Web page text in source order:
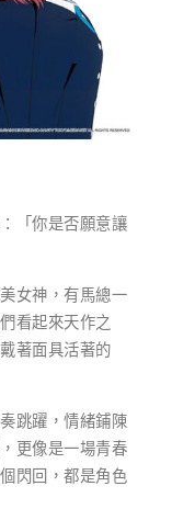
「你是否願意讓
女神，有馬總一
看起來天作之
著面具活著的
跳躍，情緒鋪陳
更像是一場青春
閃回，都是角色